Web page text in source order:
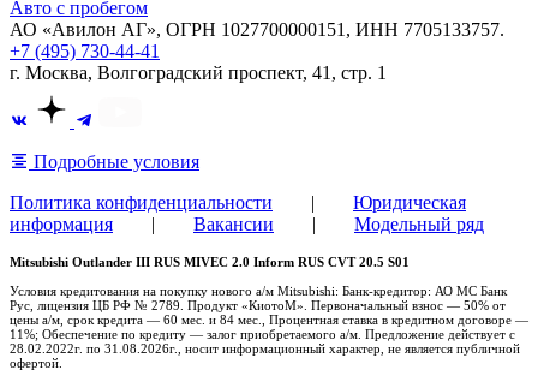
Авто с пробегом
АО «Авилон АГ», ОГРН 1027700000151, ИНН 7705133757.
+7 (495) 730-44-41
г. Москва, Волгоградский проспект, 41, стр. 1
Подробные условия
Политика конфиденциальности | Юридическая
информация | Вакансии | Модельный ряд
Mitsubishi Outlander III RUS MIVEC 2.0 Inform RUS CVT 20.5 S01
Условия кредитования на покупку нового а/м Mitsubishi: Банк-кредитор: АО МС Банк
Рус, лицензия ЦБ РФ № 2789. Продукт «КиотоМ». Первоначальный взнос — 50% от
цены а/м, срок кредита — 60 мес. и 84 мес., Процентная ставка в кредитном договоре —
11%; Обеспечение по кредиту — залог приобретаемого а/м. Предложение действует с
28.02.2022г. по 31.08.2026г., носит информационный характер, не является публичной
офертой.